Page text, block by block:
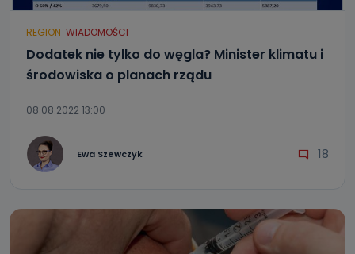
REGION WIADOMOŚCI
Dodatek nie tylko do węgla? Minister klimatu i
środowiska o planach rządu
08.08.2022 13:00
Ewa Szewczyk 18